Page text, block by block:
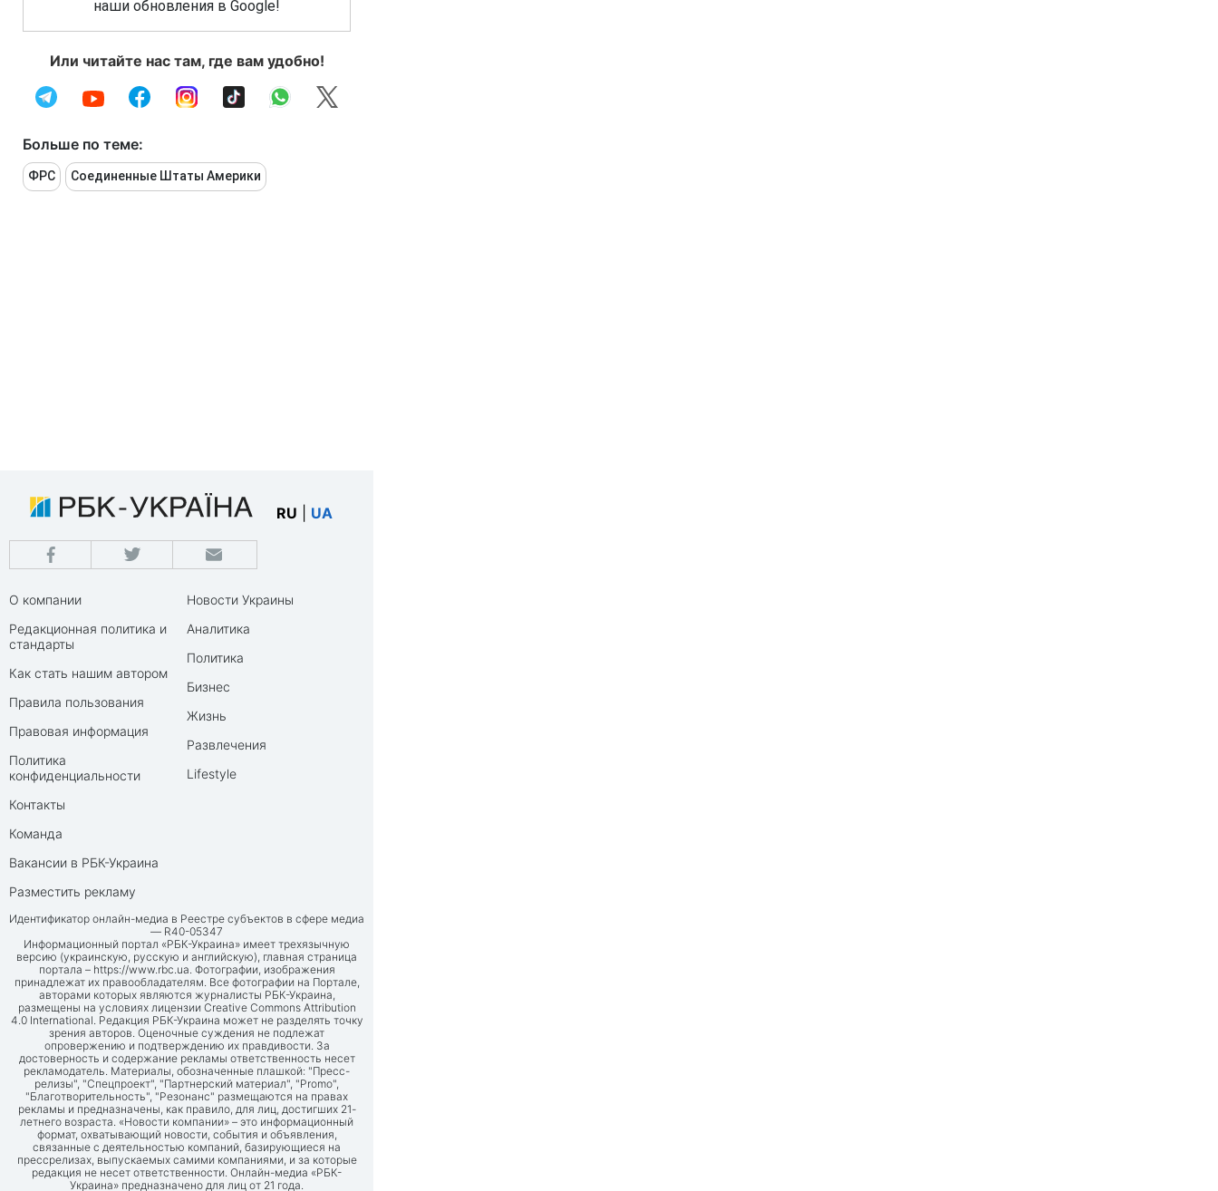
наши обновления в Google!
Или читайте нас там, где вам удобно!
Больше по теме:
ФРС Соединенные Штаты Америки
RU UA
О компании
Редакционная политика и
стандарты
Как стать нашим автором
Правила пользования
Правовая информация
Политика
конфиденциальности
Контакты
Команда
Вакансии в РБК-Украина
Разместить рекламу
Новости Украины
Аналитика
Политика
Бизнес
Жизнь
Развлечения
Lifestyle
Идентификатор онлайн-медиа в Реестре субъектов в сфере медиа
— R40-05347
Информационный портал «РБК-Украина» имеет трехязычную
версию (украинскую, русскую и английскую), главная страница
портала – https://www.rbc.ua. Фотографии, изображения
принадлежат их правообладателям. Все фотографии на Портале,
авторами которых являются журналисты РБК-Украина,
размещены на условиях лицензии Creative Commons Attribution
4.0 International. Редакция РБК-Украина может не разделять точку
зрения авторов. Оценочные суждения не подлежат
опровержению и подтверждению их правдивости. За
достоверность и содержание рекламы ответственность несет
рекламодатель. Материалы, обозначенные плашкой: "Пресс-
релизы", "Спецпроект", "Партнерский материал", "Promo",
"Благотворительность", "Резонанс" размещаются на правах
рекламы и предназначены, как правило, для лиц, достигших 21-
летнего возраста. «Новости компании» – это информационный
формат, охватывающий новости, события и объявления,
связанные с деятельностью компаний, базирующиеся на
прессрелизах, выпускаемых самими компаниями, и за которые
редакция не несет ответственности. Онлайн-медиа «РБК-
Украина» предназначено для лиц от 21 года.